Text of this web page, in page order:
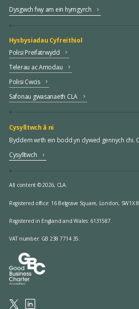
Dysgwch fwy am ein hymgyrch
Hysbysiadau Cyfreithiol
Polisi Preifatrwydd
Telerau ac Amodau
Polisi Cwcis
Safonau gwasanaeth CLA
Cysylltwch â ni
Byddem wrth ein bodd yn clywed gennych chi.
Cysylltwch
All content © 2026, CLA.
Registered office: 16 Belgrave Square, London, SW1X
Registered in England and Wales: 6131587.
VAT number: GB 238 7714 35.